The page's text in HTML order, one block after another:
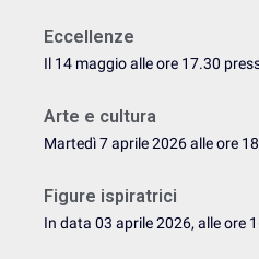
Eccellenze
Il 14 maggio alle ore 17.30
Arte e cultura
Martedì 7 aprile 2026 alle ore
Figure ispiratrici
In data 03 aprile 2026, alle ore